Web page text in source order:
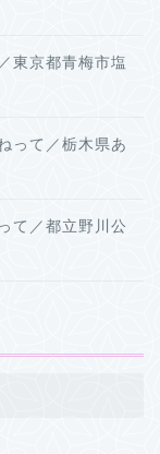
東京都青梅市塩
って／栃木県あ
て／都立野川公